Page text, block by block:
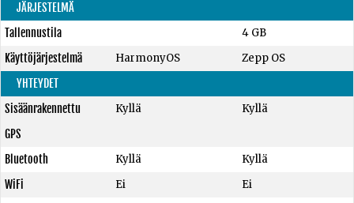
JÄRJESTELMÄ
Tallennustila
4 GB
Käyttöjärjestelmä
HarmonyOS
Zepp OS
YHTEYDET
Sisäänrakennettu
GPS
Kyllä Kyllä
Bluetooth Kyllä
Kyllä
WiFi
Ei
Ei